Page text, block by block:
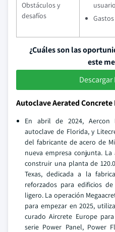
Obstáculos y
desafíos
¿Cuáles son las
este
Descargar
Autoclave Aerated
En abril de 2024, Aercon
autoclave de Florida, y
del fabricante de acero de
nueva empresa conjunta.
construir una planta de
Texas, dedicada a la
reforzados para edificios
ligero. La operación
para empezar en 2025,
curado Aircrete Europe
serie Power Panel, Power